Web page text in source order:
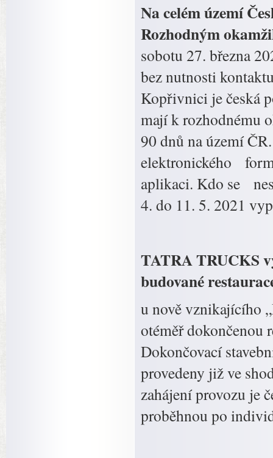
Na celém území
Rozhodným
sobotu 27. března
bez nutnosti
Kopřivnici je česká
mají k rozhodnému
90 dnů na území
elektronického
aplikaci. Kdo se
4. do 11. 5. 2021
TATRA TRUCKS
budované
u nově vznikajícího
otéměř dokončenou
Dokončovací
provedeny již ve
zahájení provozu je
proběhnou po